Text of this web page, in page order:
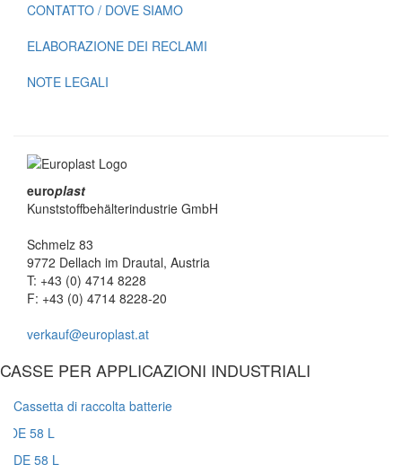
CONTATTO / DOVE SIAMO
ELABORAZIONE DEI RECLAMI
NOTE LEGALI
europlast
Kunststoffbehälterindustrie GmbH
Schmelz 83
9772 Dellach im Drautal, Austria
T: +43 (0) 4714 8228
F: +43 (0) 4714 8228-20
verkauf@europlast.at
CASSE PER APPLICAZIONI INDUSTRIALI
Cassetta di raccolta batterie
DE 58 L